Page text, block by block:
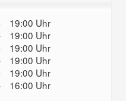
19:00 Uhr
19:00 Uhr
19:00 Uhr
19:00 Uhr
19:00 Uhr
16:00 Uhr